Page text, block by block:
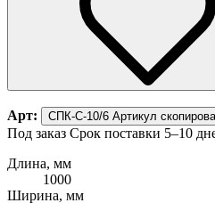
Арт: СПК-С-10/6 Артикул
Под заказ Срок поставки 5–10
Длина, мм
1000
Ширина, мм